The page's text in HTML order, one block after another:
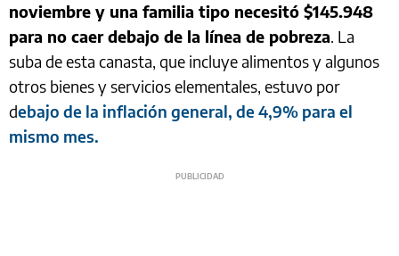
noviembre y una familia tipo necesitó $145.948
para no caer debajo de la línea de pobreza. La
suba de esta canasta, que incluye alimentos y algunos
otros bienes y servicios elementales, estuvo por
debajo de la inflación general, de 4,9% para el
mismo mes.